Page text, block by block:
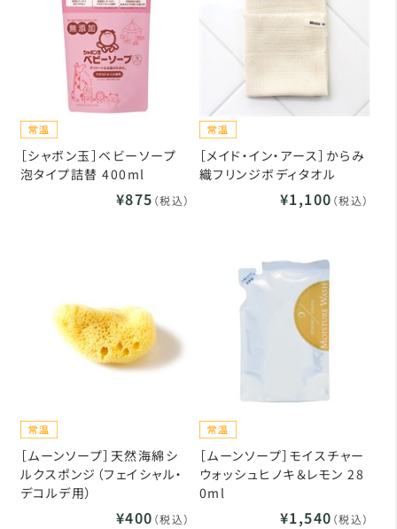
［シャボン玉］ベビーソープ
泡タイプ詰替 400ml
¥875 （税込）
［メイド・イン・アース］からみ
織フリンジボディタオル
¥1,100 （税込）
［ムーンソープ］天然海綿シ
ルクスポンジ（フェイシャル・
デコルデ用）
¥400 （税込）
［ムーンソープ］モイスチャー
ウォッシュヒノキ＆レモン 28
0ml
¥1,540 （税込）